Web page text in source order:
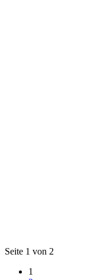
Seite 1 von 2
1